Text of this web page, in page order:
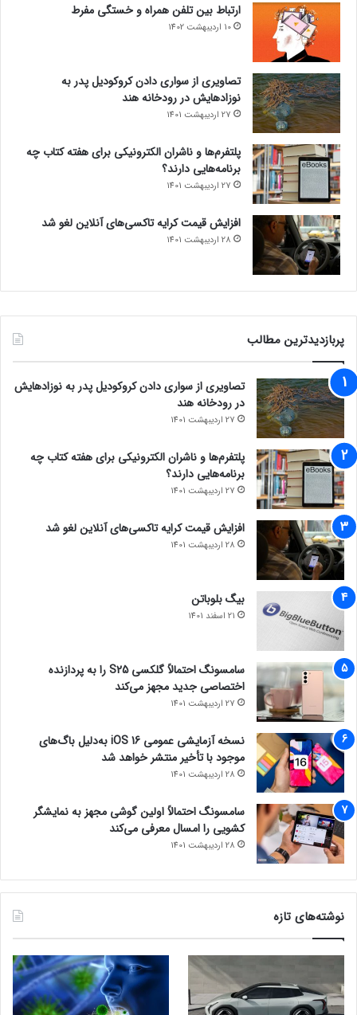
ارتباط بین تلفن همراه و خستگی مفرط
10 اردیبهشت 1402
تصاویری از سواری دادن کروکودیل پدر به
نوزادهایش در رودخانه هند
27 اردیبهشت 1401
پلتفرم‌ها و ناشران الکترونیکی برای هفته کتاب چه
برنامه‌هایی دارند؟
27 اردیبهشت 1401
افزایش قیمت کرایه تاکسی‌های آنلاین لغو شد
28 اردیبهشت 1401
پربازدیدترین مطالب
تصاویری از سواری دادن کروکودیل پدر به نوزادهایش
در رودخانه هند
27 اردیبهشت 1401
پلتفرم‌ها و ناشران الکترونیکی برای هفته کتاب چه
برنامه‌هایی دارند؟
27 اردیبهشت 1401
افزایش قیمت کرایه تاکسی‌های آنلاین لغو شد
28 اردیبهشت 1401
بیگ بلوباتن
21 اسفند 1401
سامسونگ احتمالاً گلکسی S25 را به پردازنده
اختصاصی جدید مجهز می‌کند
27 اردیبهشت 1401
نسخه آزمایشی عمومی iOS 16 به‌دلیل باگ‌های
موجود با تأخیر منتشر خواهد شد
28 اردیبهشت 1401
سامسونگ احتمالاً اولین گوشی مجهز به نمایشگر
کشویی را امسال معرفی می‌کند
28 اردیبهشت 1401
نوشته‌های تازه